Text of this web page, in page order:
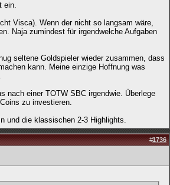
ein.
Visca). Wenn der nicht so langsam wäre,
Naja zumindest für irgendwelche Aufgaben
seltene Goldspieler wieder zusammen, dass
kann. Meine einzige Hoffnung was
nach einer TOTW SBC irgendwie. Überlege
zu investieren.
und die klassischen 2-3 Highlights.
#1736